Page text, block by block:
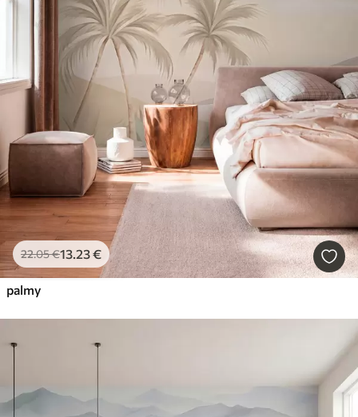
22.05€13 .23€
palmy